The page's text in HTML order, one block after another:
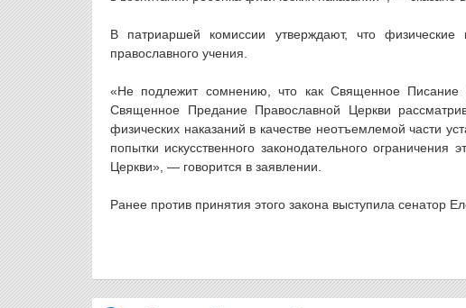
В патриаршей комиссии утверждают, что
православного учения.
«Не подлежит сомнению, что как Священное
Священное Предание Православной Церкви
физических наказаний в качестве неотъемлемой части
попытки искусственного законодательного
Церкви», — говорится в заявлении.
Ранее против принятия этого закона выступила сенатор